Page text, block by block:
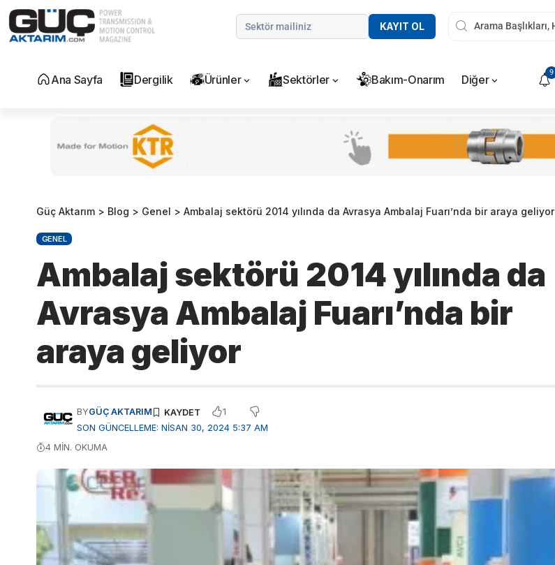
KAYIT OL
Ana Sayfa Dergilik Ürünler Sektörler Bakım-Onarım Diğer
9
Güç Aktarım > Blog > Genel > Ambalaj sektörü 2014 yılında da Avrasya Ambalaj Fuarı’nda bir araya geliyor
GENEL
Ambalaj sektörü 2014 yılında da
Avrasya Ambalaj Fuarı’nda bir
araya geliyor
SON GÜNCELLEME: NISAN 30, 2024 5:37 AM
BYGÜÇ AKTARIM 1
4 MIN. OKUMA